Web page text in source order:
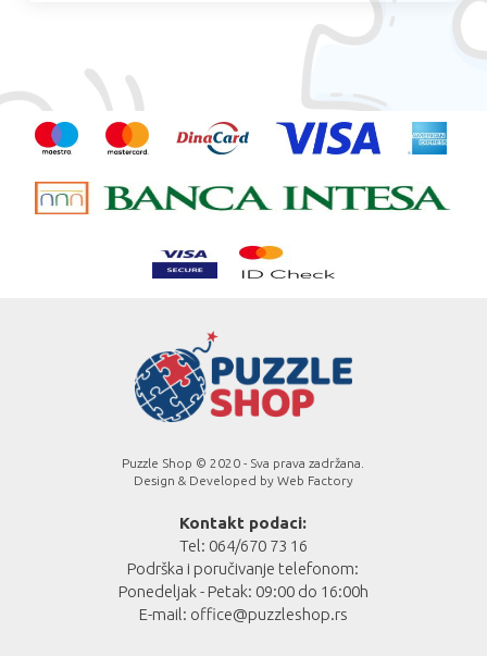
Puzzle Shop © 2020 - Sva prava zadržana.
Design & Developed by Web Factory
Kontakt podaci:
Tel: 064/670 73 16
Podrška i poručivanje telefonom:
Ponedeljak - Petak: 09:00 do 16:00h
E-mail: office@puzzleshop.rs